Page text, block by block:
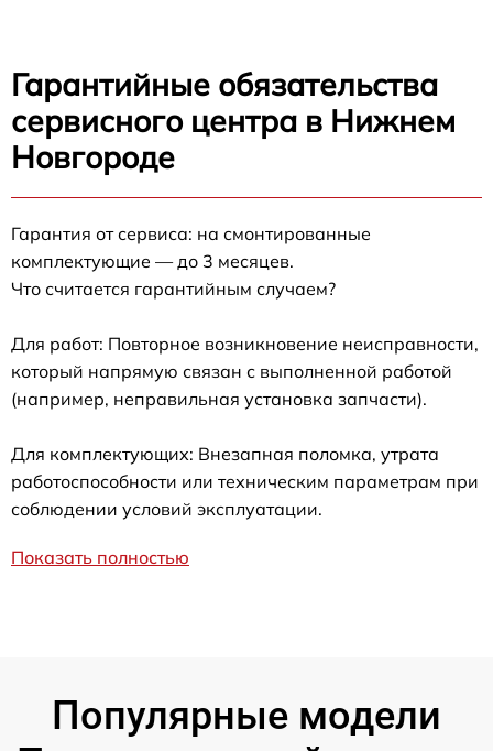
Гарантийные обязательства
сервисного центра в Нижнем
Новгороде
Гарантия от сервиса: на смонтированные
комплектующие — до 3 месяцев.
Что считается гарантийным случаем?
Для работ: Повторное возникновение неисправности,
который напрямую связан с выполненной работой
(например, неправильная установка запчасти).
Для комплектующих: Внезапная поломка, утрата
работоспособности или техническим параметрам при
соблюдении условий эксплуатации.
Показать полностью
Популярные модели